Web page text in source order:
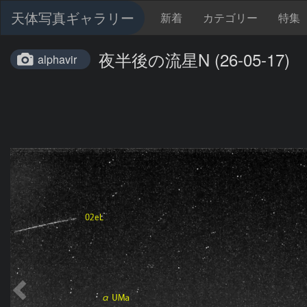
天体写真ギャラリー 新着 カテゴリー 特集
alphavir 夜半後の流星N (26-05-17)